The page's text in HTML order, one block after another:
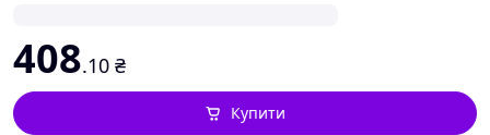
408.10 ₴
Купити